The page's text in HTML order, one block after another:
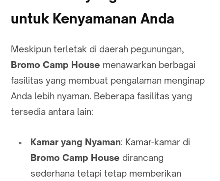
untuk Kenyamanan Anda
Meskipun terletak di daerah pegunungan,
Bromo Camp House menawarkan berbagai
fasilitas yang membuat pengalaman menginap
Anda lebih nyaman. Beberapa fasilitas yang
tersedia antara lain:
Kamar yang Nyaman: Kamar-kamar di
Bromo Camp House dirancang
sederhana tetapi tetap memberikan